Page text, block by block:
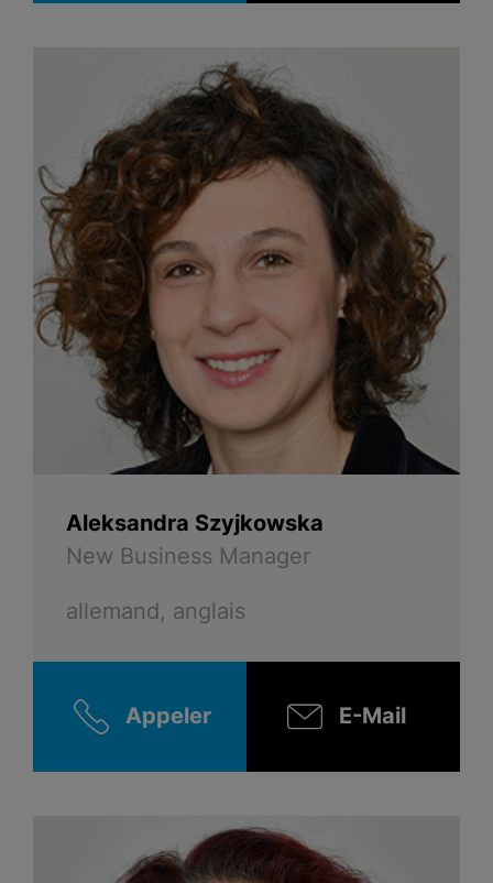
Aleksandra Szyjkowska
New Business Manager
allemand, anglais
Appeler E-Mail